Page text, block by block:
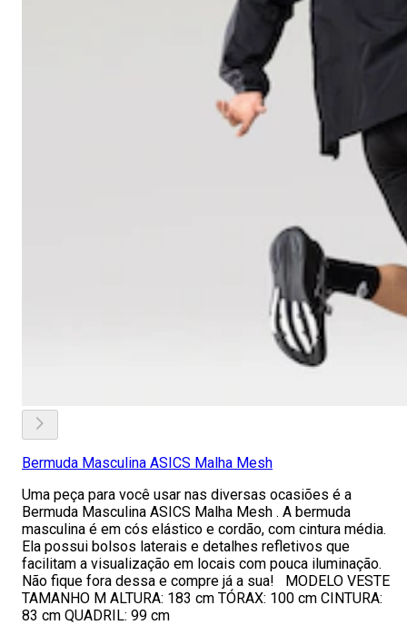
Bermuda Masculina ASICS Malha Mesh
Uma peça para você usar nas diversas ocasiões é a
Bermuda Masculina ASICS Malha Mesh . A bermuda
masculina é em cós elástico e cordão, com cintura média.
Ela possui bolsos laterais e detalhes refletivos que
facilitam a visualização em locais com pouca iluminação.
Não fique fora dessa e compre já a sua! MODELO VESTE
TAMANHO M ALTURA: 183 cm TÓRAX: 100 cm CINTURA:
83 cm QUADRIL: 99 cm